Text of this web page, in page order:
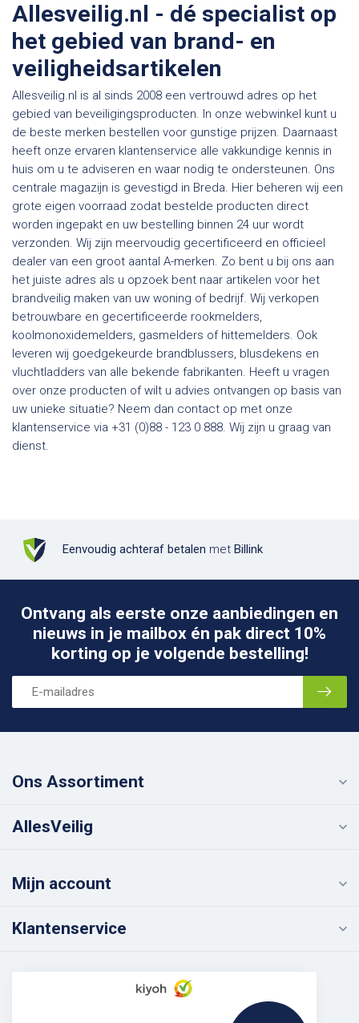
Allesveilig.nl - dé specialist op
het gebied van brand- en
veiligheidsartikelen
Allesveilig.nl is al sinds 2008 een vertrouwd adres op het
gebied van beveiligingsproducten. In onze webwinkel kunt u
de beste merken bestellen voor gunstige prijzen. Daarnaast
heeft onze ervaren klantenservice alle vakkundige kennis in
huis om u te adviseren en waar nodig te ondersteunen. Ons
centrale magazijn is gevestigd in Breda. Hier beheren wij een
grote eigen voorraad zodat bestelde producten direct
worden ingepakt en uw bestelling binnen 24 uur wordt
verzonden. Wij zijn meervoudig gecertificeerd en officieel
dealer van een groot aantal A-merken. Zo bent u bij ons aan
het juiste adres als u opzoek bent naar artikelen voor het
brandveilig maken van uw woning of bedrijf. Wij verkopen
betrouwbare en gecertificeerde rookmelders,
koolmonoxidemelders, gasmelders of hittemelders. Ook
leveren wij goedgekeurde brandblussers, blusdekens en
vluchtladders van alle bekende fabrikanten. Heeft u vragen
over onze producten of wilt u advies ontvangen op basis van
uw unieke situatie? Neem dan contact op met onze
klantenservice via +31 (0)88 - 123 0 888. Wij zijn u graag van
dienst.
Eenvoudig achteraf betalen met Billink
Ontvang als eerste onze aanbiedingen en
nieuws in je mailbox én pak direct 10%
korting op je volgende bestelling!
Ons Assortiment
AllesVeilig
Mijn account
Klantenservice